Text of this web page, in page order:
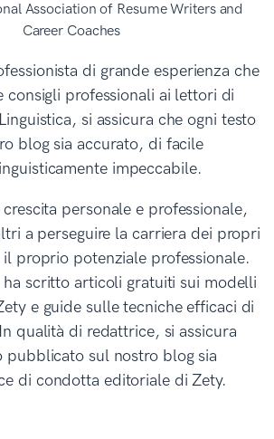
Association of Resume Writers and
Career Coaches
di grande esperienza che
consigli professionali ai lettori di
si assicura che ogni testo
blog sia accurato, di facile
impeccabile.
personale e professionale,
a perseguire la carriera dei propri
il proprio potenziale professionale.
ha scritto articoli gratuiti sui modelli
e guide sulle tecniche efficaci di
qualità di redattrice, si assicura
pubblicato sul nostro blog sia
di condotta editoriale di Zety.